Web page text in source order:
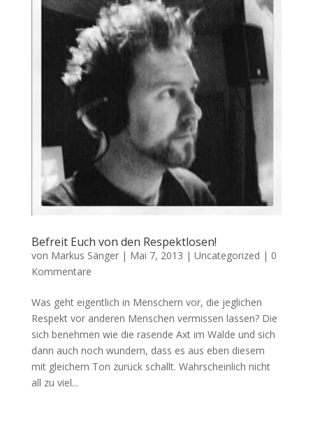
Befreit Euch von den Respektlosen!
von Markus Sänger| Mai 7, 2013 | Uncategorized | 0
Kommentare
Was geht eigentlich in Menschern vor, die jeglichen
Respekt vor anderen Menschen vermissen lassen? Die
sich benehmen wie die rasende Axt im Walde und sich
dann auch noch wundern, dass es aus eben diesem
mit gleichem Ton zurück schallt. Wahrscheinlich nicht
all zu viel...